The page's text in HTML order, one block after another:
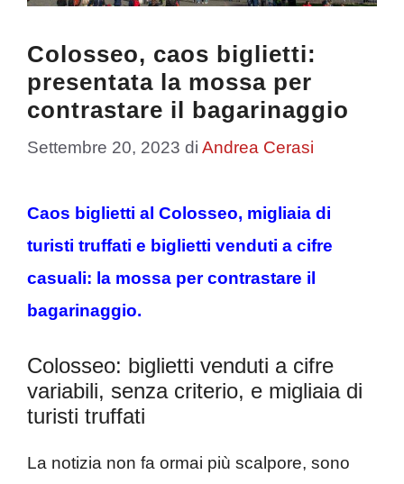
Colosseo, caos biglietti:
presentata la mossa per
contrastare il bagarinaggio
Settembre 20, 2023 di Andrea Cerasi
Caos biglietti al Colosseo, migliaia di
turisti truffati e biglietti venduti a cifre
casuali: la mossa per contrastare il
bagarinaggio.
Colosseo: biglietti venduti a cifre
variabili, senza criterio, e migliaia di
turisti truffati
La notizia non fa ormai più scalpore, sono